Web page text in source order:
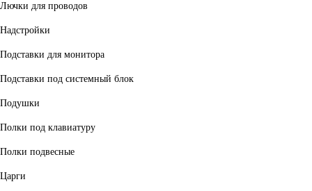
Лючки для проводов
Надстройки
Подставки для монитора
Подставки под системный блок
Подушки
Полки под клавиатуру
Полки подвесные
Царги